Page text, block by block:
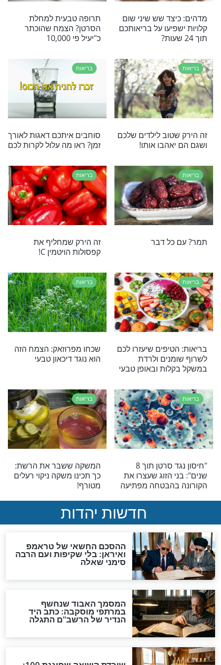
בהסבר פשוט ומעמיק על הסיבה לכך שהשם נותן לנו
ועל הכוח שנותנת האמונה לצאת מהם
כשמשתעלים?
בריאות
הרב יגאל כהן: יש הרבה
סוגים של חרדות ורק פתרון
אחד
הטובות
את הנפש
דיאטה אחרי החגים: מה ואיך
לעשות באופן נכון כדי לחזור
לשיגרה
שש שיני שום
על בריאותכם
תרופה טבעית למחלת
הסרטן? הצמח שהוכתר
כ"יעיל פי 10,000
מכימותרפיה"
לילדים שלכם
אותו!
סוחבים איתכם דאגות לאורך
זמן? ראו מה עלול לקרות לכם
בריאות